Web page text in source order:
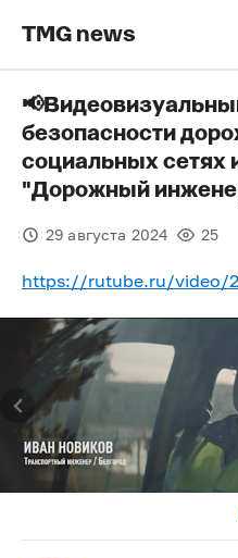
TMG news
безопасности
социальных сетях
"Дорожный
29 августа 2024 25
https://rutube.ru/video/